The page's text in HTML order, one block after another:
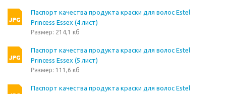
Паспорт качества продукта краски для волос Estel
Princess Essex (4 лист)
Размер: 214,1 кб
Паспорт качества продукта краски для волос Estel
Princess Essex (5 лист)
Размер: 111,6 кб
Паспорт качества продукта краски для волос Estel